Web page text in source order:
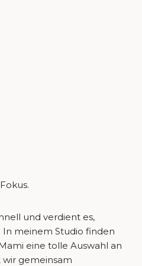
und verdient es,
meinem Studio finden
eine tolle Auswahl an
wir gemeinsam